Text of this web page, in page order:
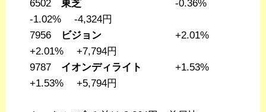
6502 東芝 -0.36%
-1.02% -4,324円
7956
ビジョン +2.01%
+2.01% +7,794円
9787 イオンディライト
+1.53%
+1.53% +5,794円